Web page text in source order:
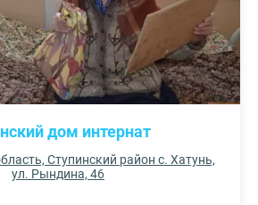
дом интернат
Ступинский район с. Хатунь,
ул. Рындина, 46